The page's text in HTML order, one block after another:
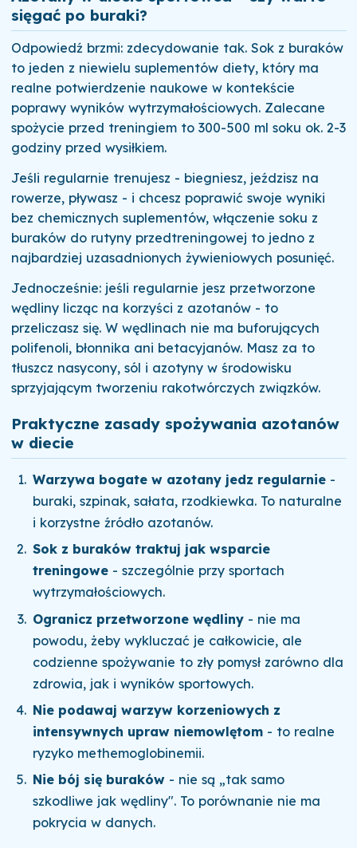
sięgać po buraki?
Odpowiedź brzmi: zdecydowanie tak. Sok z buraków
to jeden z niewielu suplementów diety, który ma
realne potwierdzenie naukowe w kontekście
poprawy wyników wytrzymałościowych. Zalecane
spożycie przed treningiem to 300-500 ml soku ok. 2-3
godziny przed wysiłkiem.
Jeśli regularnie trenujesz - biegniesz, jeździsz na
rowerze, pływasz - i chcesz poprawić swoje wyniki
bez chemicznych suplementów, włączenie soku z
buraków do rutyny przedtreningowej to jedno z
najbardziej uzasadnionych żywieniowych posunięć.
Jednocześnie: jeśli regularnie jesz przetworzone
wędliny licząc na korzyści z azotanów - to
przeliczasz się. W wędlinach nie ma buforujących
polifenoli, błonnika ani betacyjanów. Masz za to
tłuszcz nasycony, sól i azotyny w środowisku
sprzyjającym tworzeniu rakotwórczych związków.
Praktyczne zasady spożywania azotanów
w diecie
Warzywa bogate w azotany jedz regularnie -
buraki, szpinak, sałata, rzodkiewka. To naturalne
i korzystne źródło azotanów.
Sok z buraków traktuj jak wsparcie
treningowe - szczególnie przy sportach
wytrzymałościowych.
Ogranicz przetworzone wędliny - nie ma
powodu, żeby wykluczać je całkowicie, ale
codzienne spożywanie to zły pomysł zarówno dla
zdrowia, jak i wyników sportowych.
Nie podawaj warzyw korzeniowych z
intensywnych upraw niemowlętom - to realne
ryzyko methemoglobinemii.
Nie bój się buraków - nie są „tak samo
szkodliwe jak wędliny". To porównanie nie ma
pokrycia w danych.